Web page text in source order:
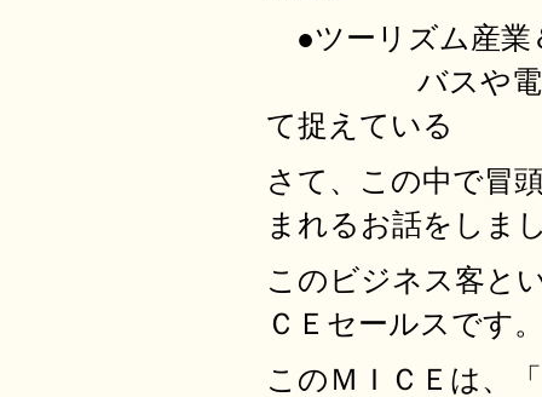
●ツーリズム産業
バスや電車、
て捉えている
さて、この中で冒
まれるお話をしま
このビジネス客と
ＣＥセールスです
このＭＩＣＥは、